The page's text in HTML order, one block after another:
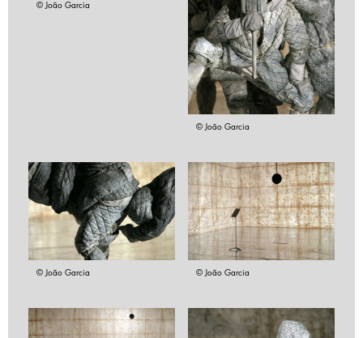
© João Garcia
© João Garcia
© João Garcia © João Garcia